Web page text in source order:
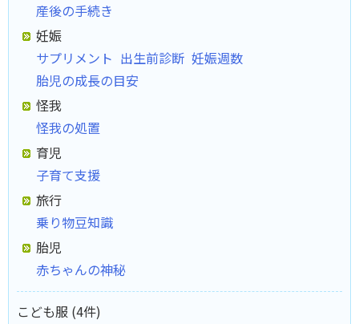
産後の手続き
妊娠
サプリメント 出生前診断 妊娠週数
胎児の成長の目安
怪我
怪我の処置
育児
子育て支援
旅行
乗り物豆知識
胎児
赤ちゃんの神秘
こども服 (4件)